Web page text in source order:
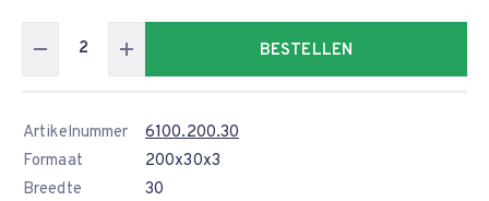
BESTELLEN
Artikelnummer
6100.200.30
Formaat
200x30x3
Breedte
30